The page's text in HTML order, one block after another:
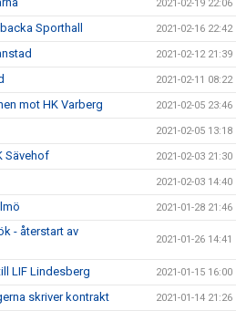
2021-02-19 22:06
Sporthall 2021-02-16 22:42
2021-02-12 21:39
2021-02-11 08:22
mot HK Varberg 2021-02-05 23:46
2021-02-05 13:18
Sävehof 2021-02-03 21:30
2021-02-03 14:40
2021-01-28 21:46
- återstart av
2021-01-26 14:41
LIF Lindesberg 2021-01-15 16:00
skriver kontrakt 2021-01-14 21:26